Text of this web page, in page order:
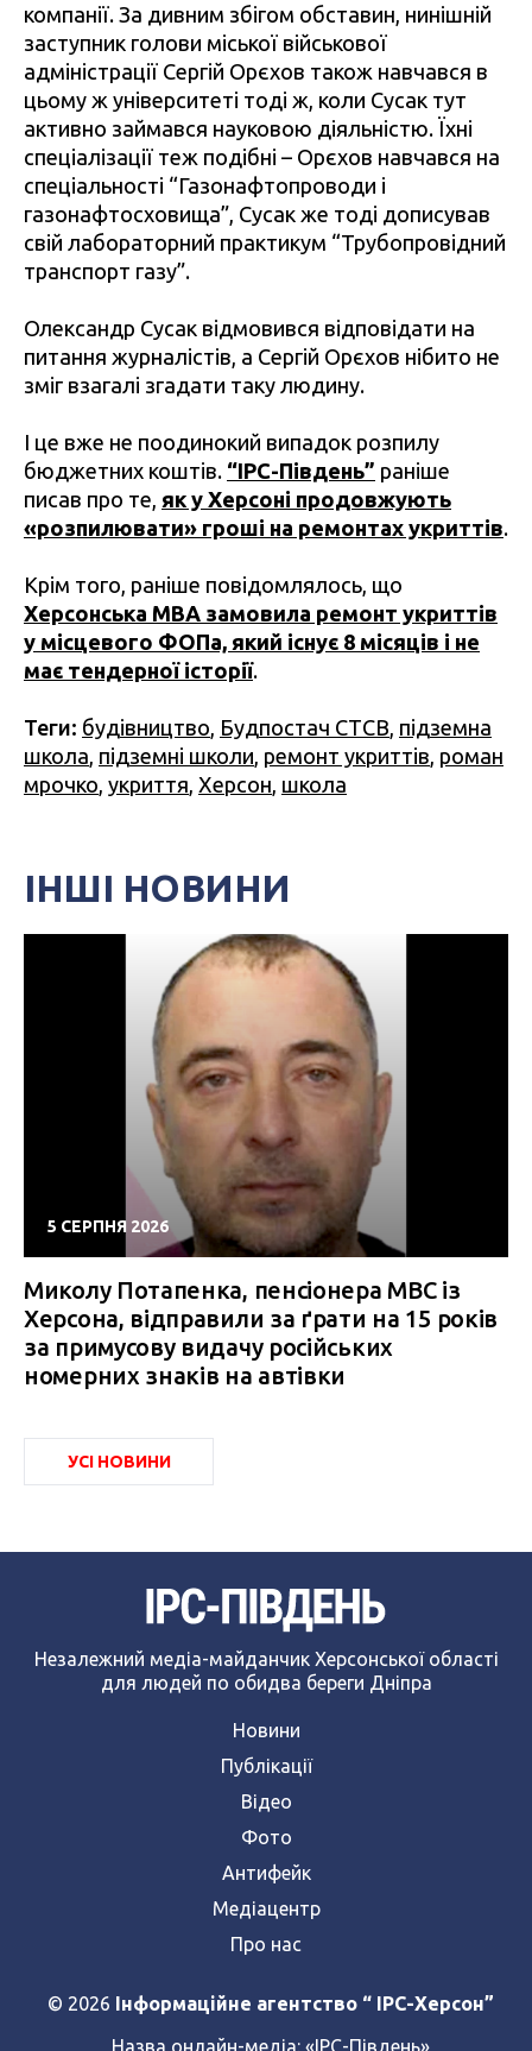
компанії. За дивним збігом обставин, нинішній
заступник голови міської військової
адміністрації Сергій Орєхов також навчався в
цьому ж університеті тоді ж, коли Сусак тут
активно займався науковою діяльністю. Їхні
спеціалізації теж подібні – Орєхов навчався на
спеціальності “Газонафтопроводи і
газонафтосховища”, Сусак же тоді дописував
свій лабораторний практикум “Трубопровідний
транспорт газу”.
Олександр Сусак відмовився відповідати на
питання журналістів, а Сергій Орєхов нібито не
зміг взагалі згадати таку людину.
І це вже не поодинокий випадок розпилу
бюджетних коштів. “IPC-Південь” раніше
писав про те, як у Херсоні продовжують
«розпилювати» гроші на ремонтах укриттів.
Крім того, раніше повідомлялось, що
Херсонська МВА замовила ремонт укриттів
у місцевого ФОПа, який існує 8 місяців і не
має тендерної історії.
Теги: будівництво, Будпостач СТСВ, підземна
школа, підземні школи, ремонт укриттів, роман
мрочко, укриття, Херсон, школа
ІНШІ НОВИНИ
5 СЕРПНЯ 2026
Миколу Потапенка, пенсіонера МВС із
Херсона, відправили за ґрати на 15 років
за примусову видачу російських
номерних знаків на автівки
УСІ НОВИНИ
Незалежний медіа-майданчик Херсонської області
для людей по обидва береги Дніпра
Новини
Публікації
Відео
Фото
Антифейк
Медіацентр
Про нас
© 2026 Інформаційне агентство “ IPC-Херсон”
Назва онлайн-медіа: «ІРС-Південь»